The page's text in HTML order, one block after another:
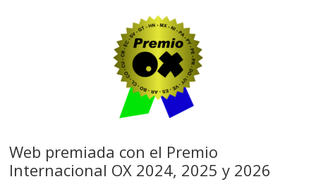
Web premiada con el Premio
Internacional OX 2024, 2025 y 2026